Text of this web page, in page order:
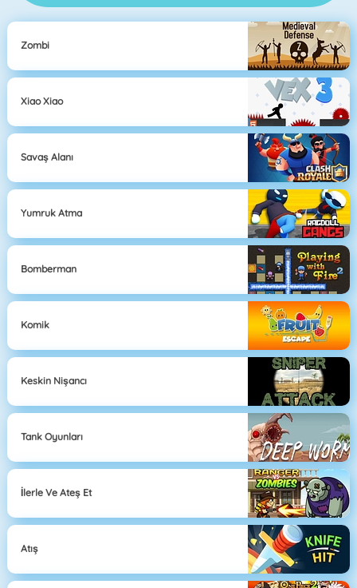
Zombi
Xiao Xiao
Savaş Alanı
Yumruk Atma
Bomberman
Komik
Keskin Nişancı
Tank Oyunları
İlerle Ve Ateş Et
Atış